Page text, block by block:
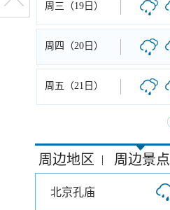
周三（19日）
周四（20日）
周五（21日）
周边地区 | 周边景点
北京孔庙